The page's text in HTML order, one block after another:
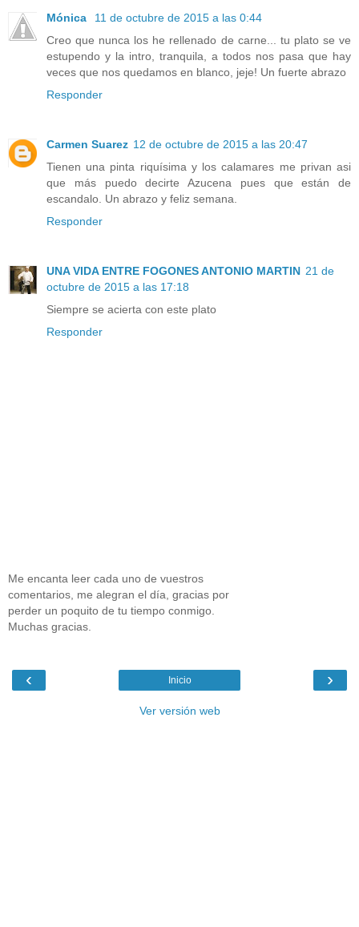
Mónica
11 de octubre de 2015 a las 0:44
Creo que nunca los he rellenado de carne... tu plato se ve
estupendo y la intro, tranquila, a todos nos pasa que hay
veces que nos quedamos en blanco, jeje! Un fuerte abrazo
Responder
Carmen Suarez 12 de octubre de 2015 a las 20:47
Tienen una pinta riquísima y los calamares me privan asi
que más puedo decirte Azucena pues que están de
escandalo. Un abrazo y feliz semana.
Responder
UNA VIDA ENTRE FOGONES ANTONIO MARTIN 21 de
octubre de 2015 a las 17:18
Siempre se acierta con este plato
Responder
Me encanta leer cada uno de vuestros
comentarios, me alegran el día, gracias por
perder un poquito de tu tiempo conmigo.
Muchas gracias.
‹ ›
Inicio
Ver versión web